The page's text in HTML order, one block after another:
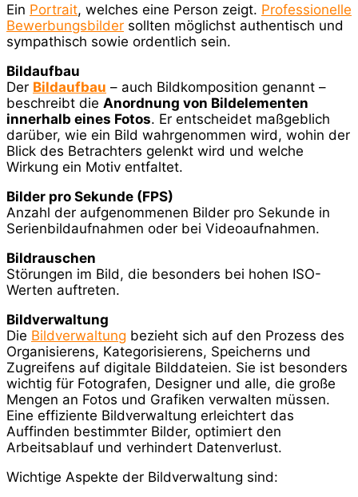
Ein Portrait, welches eine Person zeigt. Professionelle
Bewerbungsbilder sollten möglichst authentisch und
sympathisch sowie ordentlich sein.
Bildaufbau
Der Bildaufbau – auch Bildkomposition genannt –
beschreibt die Anordnung von Bildelementen
innerhalb eines Fotos. Er entscheidet maßgeblich
darüber, wie ein Bild wahrgenommen wird, wohin der
Blick des Betrachters gelenkt wird und welche
Wirkung ein Motiv entfaltet.
Bilder pro Sekunde (FPS)
Anzahl der aufgenommenen Bilder pro Sekunde in
Serienbildaufnahmen oder bei Videoaufnahmen.
Bildrauschen
Störungen im Bild, die besonders bei hohen ISO-
Werten auftreten.
Bildverwaltung
Die Bildverwaltung bezieht sich auf den Prozess des
Organisierens, Kategorisierens, Speicherns und
Zugreifens auf digitale Bilddateien. Sie ist besonders
wichtig für Fotografen, Designer und alle, die große
Mengen an Fotos und Grafiken verwalten müssen.
Eine effiziente Bildverwaltung erleichtert das
Auffinden bestimmter Bilder, optimiert den
Arbeitsablauf und verhindert Datenverlust.
Wichtige Aspekte der Bildverwaltung sind: